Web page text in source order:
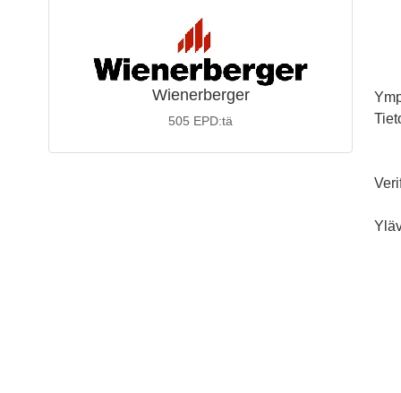
Wienerberger
505 EPD:tä